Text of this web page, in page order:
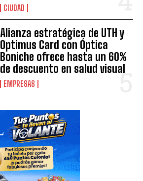
CIUDAD
Alianza estratégica de UTH y
Optimus Card con Óptica
Boniche ofrece hasta un 60%
de descuento en salud visual
EMPRESAS